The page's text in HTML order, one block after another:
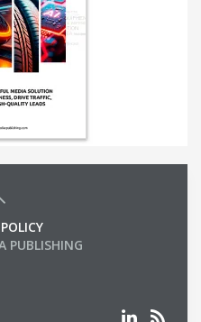
PUBLISHING